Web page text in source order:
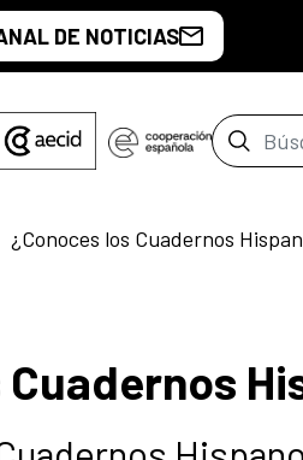
DE NOTICIAS
Barra